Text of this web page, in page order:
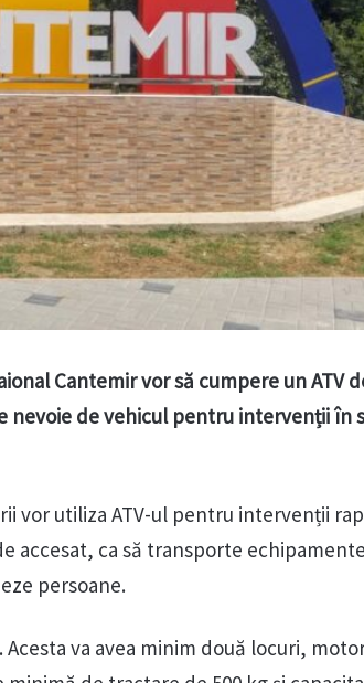
Cantemir vor să cumpere un ATV
nevoie de vehicul pentru intervenții în
vor utiliza ATV-ul pentru intervenții
accesat, ca să transporte
persoane.
va avea minim două locuri,